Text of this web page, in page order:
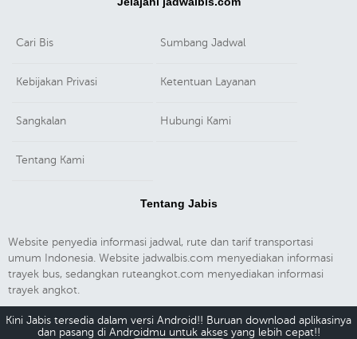
Cari Bis Sumbang Jadwal
Kebijakan Privasi Ketentuan Layanan
Sangkalan Hubungi Kami
Tentang Kami
Tentang Jabis
Website penyedia informasi jadwal, rute dan tarif transportasi
umum Indonesia. Website jadwalbis.com menyediakan informasi
trayek bus, sedangkan ruteangkot.com menyediakan informasi
trayek angkot.
Kini Jabis tersedia dalam versi Android!! Buruan download aplikasinya
dan pasang di Androidmu untuk akses yang lebih cepat!!